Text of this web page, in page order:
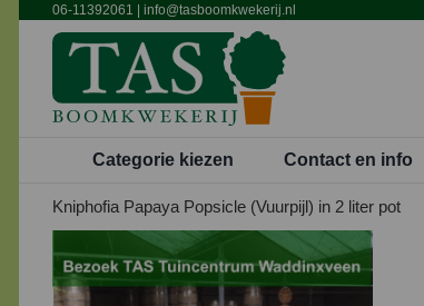
06-11392061 info@tasboomkwekerij.nl
Categorie kiezen Contact en info
Kniphofia Papaya Popsicle (Vuurpijl) in 2 liter pot